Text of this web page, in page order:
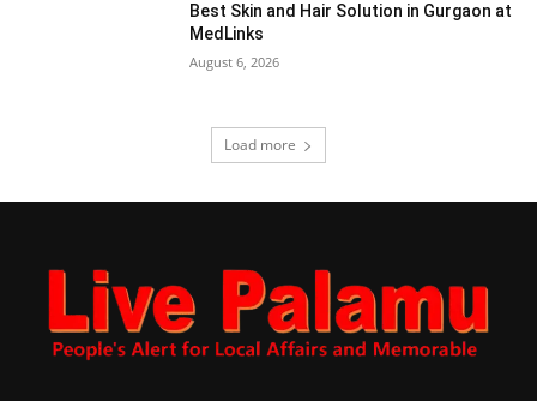
Best Skin and Hair Solution in Gurgaon at
MedLinks
August 6, 2026
Load more